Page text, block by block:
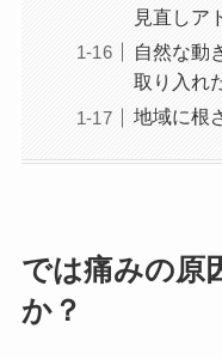
見直しア
自然な動
取り入れ
地域に根
では痛みの原
か？